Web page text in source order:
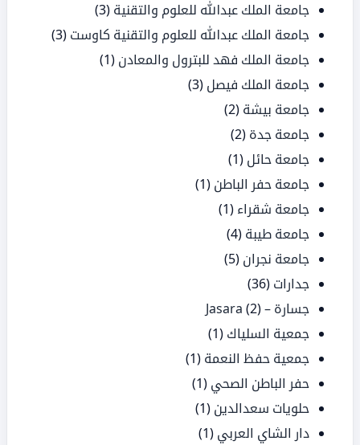
جامعة الملك عبدالله للعلوم والتقنية (3)
جامعة الملك عبدالله للعلوم والتقنية كاوست (3)
جامعة الملك فهد للبترول والمعادن (1)
جامعة الملك فيصل (3)
جامعة بيشة (2)
جامعة جدة (2)
جامعة حائل (1)
جامعة حفر الباطن (1)
جامعة شقراء (1)
جامعة طيبة (4)
جامعة نجران (5)
جدارات (36)
جسارة – Jasara(2)
جمعية السلياك (1)
جمعية حفظ النعمة (1)
حفر الباطن الصحي (1)
حلويات سعدالدين (1)
دار الشاي العربي (1)